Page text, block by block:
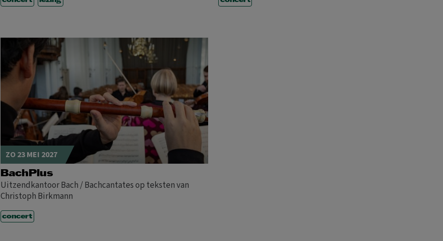
ZO 23 MEI 2027
BachPlus
Uitzendkantoor Bach / Bachcantates op teksten van
Christoph Birkmann
concert